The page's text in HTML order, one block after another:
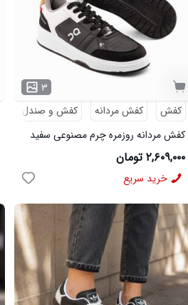
۳
کفش
کفش مردانه
کفش و صندل
کفش مردانه روزمره چرم مصنوعی سفید
مشکی On Running مدل 50920
۲,۶۰۹,۰۰۰ تومان
خرید سریع